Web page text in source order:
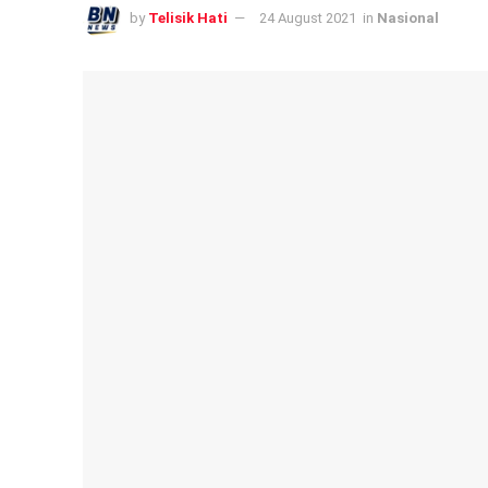
by Telisik Hati 24 August 2021 in Nasional